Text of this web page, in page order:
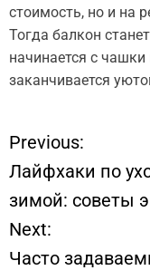
стоимость, но и на
Тогда балкон
начинается с
заканчивается
Н
а
в
Previous:
Лайфхаки по
зимой: советы
Next:
Часто